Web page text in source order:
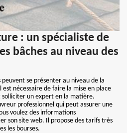
: un spécialiste de
bâches au niveau des
se présenter au niveau de la
nécessaire de faire la mise en place
solliciter un expert en la matière.
professionnel qui peut assurer une
voulez des informations
son site web. Il propose des tarifs très
les bourses.